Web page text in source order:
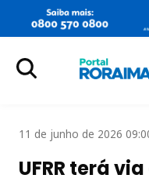
11 de junho de 2026
UFRR terá